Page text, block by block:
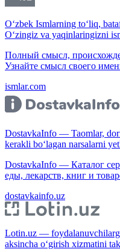
O‘zbek Ismlarning to‘liq,
O‘zingiz va yaqinlaringizni
Полный смысл,
Узнайте смысл своего
ismlar.com
DostavkaInfo — Taomlar,
kerakli bo‘lagan narsalarni
DostavkaInfo — Каталог
еды, лекарств, книг и
dostavkainfo.uz
Lotin.uz —
aksincha o‘girish xizmatini